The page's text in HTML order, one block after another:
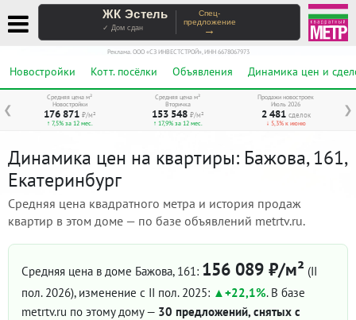
ЖК Эстель
✓ Дом сдан
Спец-
предложение
→
Реклама. ООО «СЗ ИНВЕСТСТРОЙ», ИНН 6678067973
Новостройки Котт. посёлки Объявления Динамика цен и
❮ ❯
Средняя цена м²
Новостройки
176 871 ₽/м²
↑ 7,5% за 12 мес.
Средняя цена м²
Вторичка
153 548 ₽/м²
↑ 17,9% за 12 мес.
Продажи новостроек
Июль 2026
2 481 сделок
↓ 5,3% к июню
Динамика цен на квартиры: Бажова, 161,
Екатеринбург
Средняя цена квадратного метра и история продаж
квартир в этом доме — по базе объявлений metrtv.ru.
Средняя цена в доме Бажова, 161: 156 089 ₽/м² (II
пол. 2026), изменение с II пол. 2025: +22,1%. В базе
metrtv.ru по этому дому — 30 предложений, снятых с